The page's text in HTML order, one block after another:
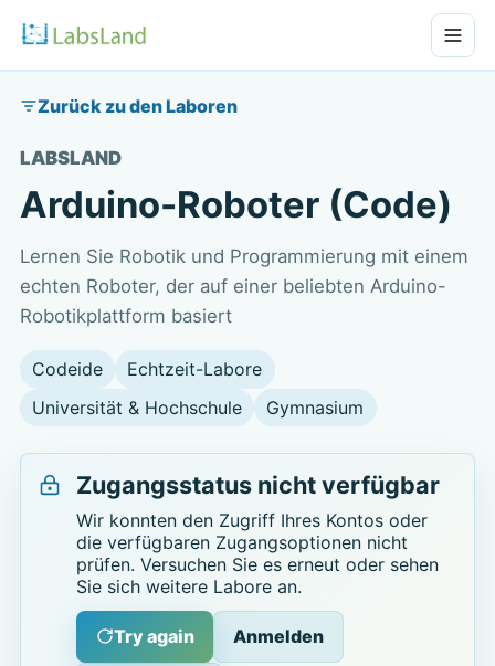
Zurück zu den Laboren
LABSLAND
Arduino-Roboter (Code)
Lernen Sie Robotik und Programmierung mit einem
echten Roboter, der auf einer beliebten Arduino-
Robotikplattform basiert
Codeide
Echtzeit-Labore
Universität & Hochschule
Gymnasium
Zugangsstatus nicht verfügbar
Wir konnten den Zugriff Ihres Kontos oder
die verfügbaren Zugangsoptionen nicht
prüfen. Versuchen Sie es erneut oder sehen
Sie sich weitere Labore an.
Try again Anmelden